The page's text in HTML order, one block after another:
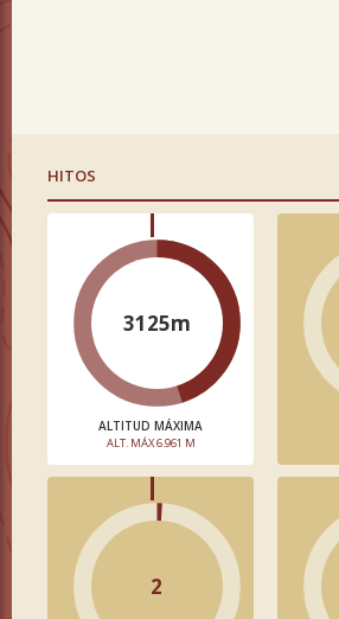
HITOS
3125m
ALTITUD MÁXIMA
ALT. MÁX 6.961 M
2